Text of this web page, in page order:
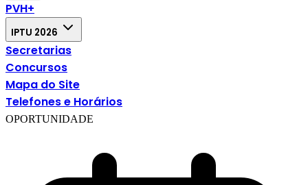
PVH+
IPTU 2026
Secretarias
Concursos
Mapa do Site
Telefones e Horários
OPORTUNIDADE